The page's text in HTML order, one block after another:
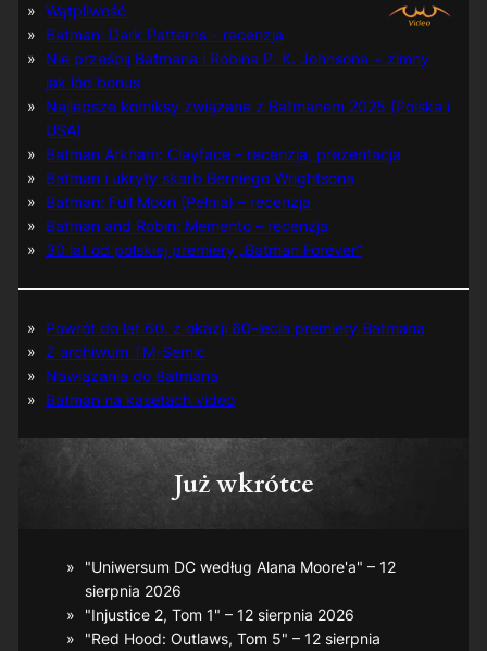
Wątpliwość
Batman: Dark Patterns – recenzja
Nie prześpij Batmana i Robina P. K. Johnsona + zimny
jak lód bonus
Najlepsze komiksy związane z Batmanem 2025 (Polska i
USA)
Batman Arkham: Clayface – recenzja, prezentacja
Batman i ukryty skarb Berniego Wrightsona
Batman: Full Moon (Pełnia) – recenzja
Batman and Robin: Memento – recenzja
30 lat od polskiej premiery „Batman Forever”
Powrót do lat 60. z okazji 60-lecia premiery Batmana
Z archiwum TM-Semic
Nawiązania do Batmana
Batman na kasetach video
Już wkrótce
"Uniwersum DC według Alana Moore'a" – 12
sierpnia 2026
"Injustice 2, Tom 1" – 12 sierpnia 2026
"Red Hood: Outlaws, Tom 5" – 12 sierpnia